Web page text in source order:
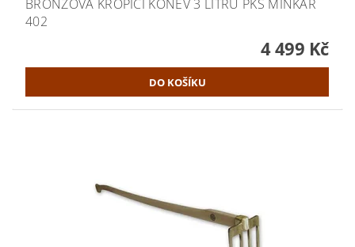
BRONZOVÁ KROPICÍ KONEV 3 LITRŮ PKS MINKAR
402
4 499 Kč